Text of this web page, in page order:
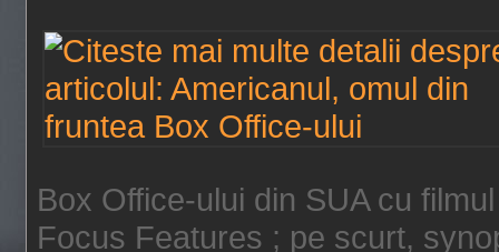
Box Office-ului din SUA cu
Focus Features ; pe scurt,